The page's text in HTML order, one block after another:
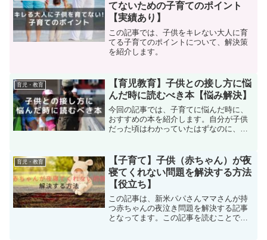
てないための子育てのポイント
【実績あり】
この記事では、子供をキレない大人に育
てる子育てのポイントについて、解決策
を紹介します。
育児・教育
【育児教育】子供との接し方に悩
んだ時に読むべき本【悩み解決】
今回の記事では、子育てに悩んだ時に、
おすすめの本を紹介します。自分が子供
だった頃はわかっていたはずなのに、い
んだろうと後悔の気持ちさえ気づかせて
くれる本を紹介します。
育児・教育
【子育て】子供（赤ちゃん）が夜
寝てくれない問題を解決する方法
【役立ち】
この記事は、新米パパさんママさんが持
つ赤ちゃんの夜泣き問題を解決する記事
となってます。この記事を読むことで、